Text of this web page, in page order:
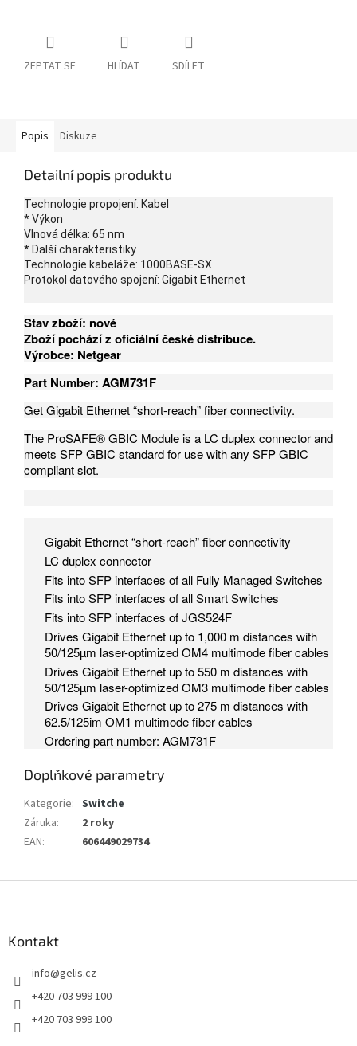
ZEPTAT SE HLÍDAT SDÍLET
Popis Diskuze
Detailní popis produktu
Technologie propojení: Kabel
* Výkon
Vlnová délka: 65 nm
* Další charakteristiky
Technologie kabeláže: 1000BASE-SX
Protokol datového spojení: Gigabit Ethernet
Stav zboží: nové
Zboží pochází z oficiální české distribuce.
Výrobce: Netgear
Part Number: AGM731F
Get Gigabit Ethernet “short-reach” fiber connectivity.
The ProSAFE® GBIC Module is a LC duplex connector and
meets SFP GBIC standard for use with any SFP GBIC
compliant slot.
Gigabit Ethernet “short-reach” fiber connectivity
LC duplex connector
Fits into SFP interfaces of all Fully Managed Switches
Fits into SFP interfaces of all Smart Switches
Fits into SFP interfaces of JGS524F
Drives Gigabit Ethernet up to 1,000 m distances with
50/125µm laser-optimized OM4 multimode fiber cables
Drives Gigabit Ethernet up to 550 m distances with
50/125µm laser-optimized OM3 multimode fiber cables
Drives Gigabit Ethernet up to 275 m distances with
62.5/125im OM1 multimode fiber cables
Ordering part number: AGM731F
Doplňkové parametry
Kategorie: Switche
Záruka:
2 roky
EAN: 606449029734
Kontakt
info@gelis.cz
+420 703 999 100
+420 703 999 100